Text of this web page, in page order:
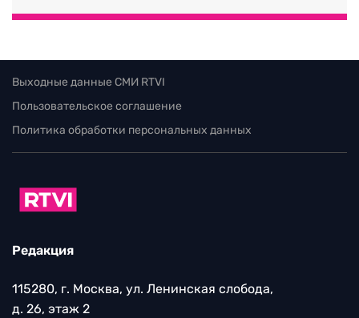
Выходные данные СМИ RTVI
Пользовательское соглашение
Политика обработки персональных данных
Редакция
115280, г. Москва, ул. Ленинская слобода,
д. 26, этаж 2